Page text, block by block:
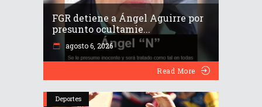
FGR detiene a Ángel Aguirre por
presunto ocultamie...
agosto 6, 2026
Read More
Deportes